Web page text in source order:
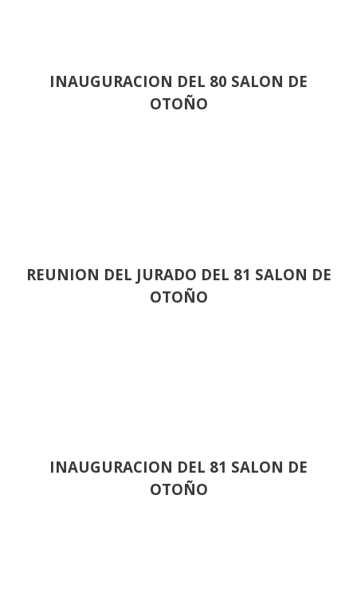
INAUGURACION DEL 80 SALON DE
OTOÑO
REUNION DEL JURADO DEL 81 SALON DE
OTOÑO
INAUGURACION DEL 81 SALON DE
OTOÑO